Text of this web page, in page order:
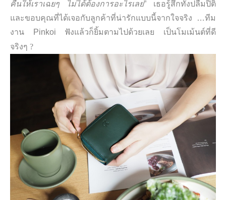
คืนให้เราเฉยๆ ไม่ได้ต้องการอะไรเลย” เธอรู้สึกทั้งปลื้มปิติ
และขอบคุณที่ได้เจอกับลูกค้าที่น่ารักแบบนี้จากใจจริง …ทีม
งาน Pinkoi ฟังแล้วก็ยิ้มตามไปด้วยเลย เป็นโมเม้นต์ที่ดี
จริงๆ ?